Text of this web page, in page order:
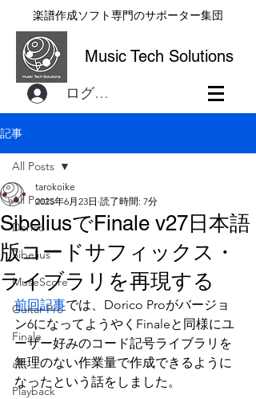
楽譜作成ソフト専門のサポーター集団
Music Tech Solutions
ログイン
記事
All Posts
Dorico
Sibelius
MuseScore
Guitar Pro
Finale
all
Playback
All Posts
SibeliusでFinale v27日本語
版コードサフィックス・
ライブラリを再現する
tarokoike
2025年6月23日 読了時間: 7分
前回記事では、Dorico Proがバージョ
ン6になってようやくFinaleと同様にユ
ーザー好みのコード記号ライブラリを
無理のない作業量で作成できるように
なったという話をしました。